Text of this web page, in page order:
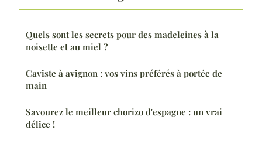
Quels sont les secrets pour des madeleines à la
noisette et au miel ?
Caviste à avignon : vos vins préférés à portée de
main
Savourez le meilleur chorizo d'espagne : un vrai
délice !